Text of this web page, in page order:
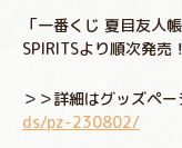
「一番くじ 夏目友人
SPIRITSより順次発売！
＞＞詳細はグッズペー
ds/pz-230802/